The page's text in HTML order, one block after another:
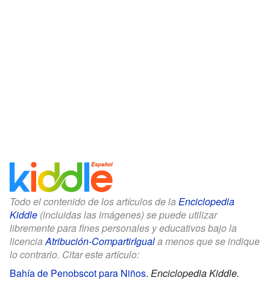
Todo el contenido de los artículos de la Enciclopedia
Kiddle (incluidas las imágenes) se puede utilizar
libremente para fines personales y educativos bajo la
licenciaAtribución-CompartirIguala menos que se indique
lo contrario. Citar este artículo:
Bahía de Penobscot para Niños. Enciclopedia Kiddle.